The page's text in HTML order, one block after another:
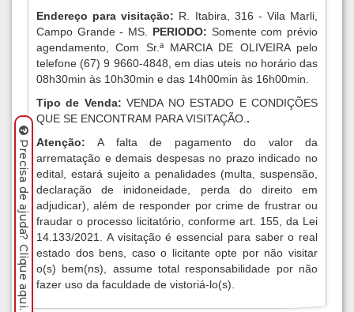
Endereço para visitação: R. Itabira, 316 - Vila Marli,
Campo Grande - MS. PERIODO: Somente com prévio
agendamento, Com Sr.ª MARCIA DE OLIVEIRA pelo
telefone (67) 9 9660-4848, em dias uteis no horário das
08h30min às 10h30min e das 14h00min às 16h00min.
Tipo de Venda:VENDA NO ESTADO E CONDIÇÕES
QUE SE ENCONTRAM PARA VISITAÇÃO. .
Atenção:A falta de pagamento do valor da
arrematação e demais despesas no prazo indicado no
edital, estará sujeito a penalidades (multa, suspensão,
declaração de inidoneidade, perda do direito em
adjudicar), além de responder por crime de frustrar ou
fraudar o processo licitatório, conforme art. 155, da Lei
14.133/2021. A visitação é essencial para saber o real
estado dos bens, caso o licitante opte por não visitar
o(s) bem(ns), assume total responsabilidade por não
fazer uso da faculdade de vistoriá-lo(s).
Precisa de ajuda? Clique aqui.